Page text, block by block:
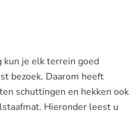
je elk terrein goed
bezoek. Daarom heeft
schuttingen en hekken ook
Hieronder leest u